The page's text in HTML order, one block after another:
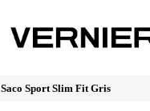
Saco Sport Slim Fit Gris